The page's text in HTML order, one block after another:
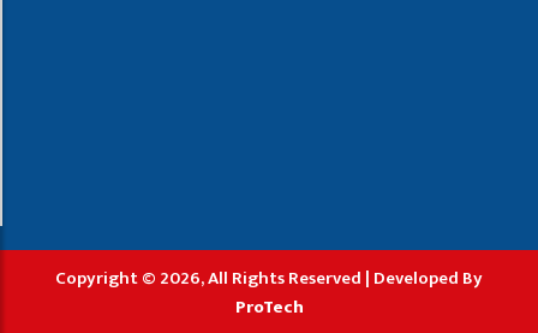
Copyright © 2026, All Rights Reserved | Developed By
ProTech